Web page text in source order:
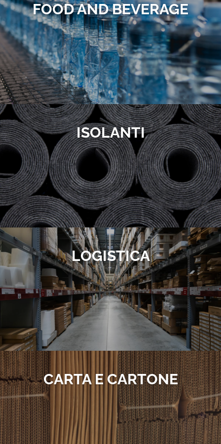
FOOD AND BEVERAGE
ISOLANTI
LOGISTICA
CARTA E CARTONE